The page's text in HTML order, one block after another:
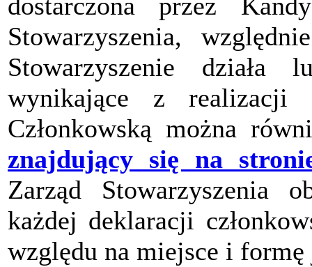
Stowarzyszenia,
Stowarzyszenie działa
wynikające z realizacji
Członkowską można
znajdujący się na
Zarząd Stowarzyszenia
każdej deklaracji
względu na miejsce i